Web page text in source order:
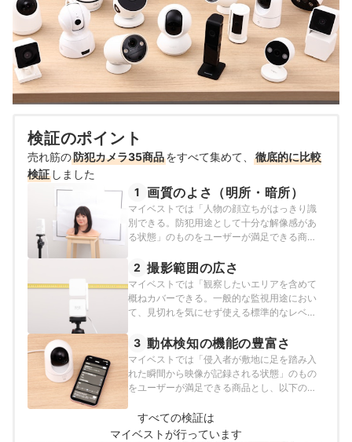
検証のポイント
売れ筋の防犯カメラ35商品をすべて集めて、
徹底的に比較
検証 しました
1 画質のよさ（明所・暗所）
マイベストでは「人物の顔立ちがはっきり識
別できる。防犯用途として十分な解像感があ
る状態」のものをユーザーが満足できる商品
では17.5以上と定めて以下の方法で検証を行い
ました。2026年2月24日時点の情報をもとに
検証を行なっています。
2 撮影範囲の広さ
マイベストでは「観察したいエリアを含めて
概ねカバーできる。一般的な監視用途におい
て、見切れを気にせず使える標準的なレベ
し、その基準を水平視野角の大きさは100度、
垂直視野角の大きさは60度以上と定めて以下
の方法で検証を行いました。2026年2月24日
時点の情報をもとに検証を行なっています。
3 動体検知の機能の豊富さ
マイベストでは「侵入者が敷地に足を踏み入
れた瞬間から映像が記録される状態」のもの
をユーザーが満足できる商品とし、以下の方
の情報をもとに検証を行なっています。
すべての検証は
マイベストが行っています